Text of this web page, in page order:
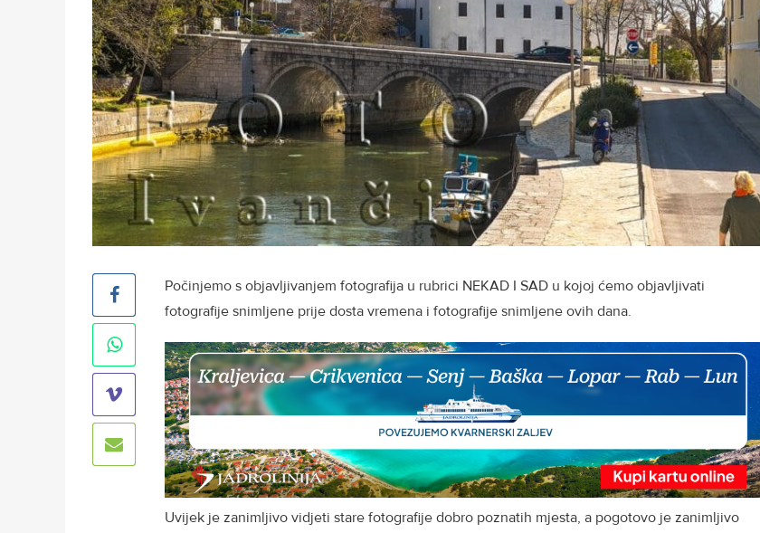
Počinjemo s objavljivanjem fotografija u rubrici NEKAD I SAD u kojoj ćemo objavljivati
fotografije snimljene prije dosta vremena i fotografije snimljene ovih dana.
Uvijek je zanimljivo vidjeti stare fotografije dobro poznatih mjesta, a pogotovo je zanimljivo